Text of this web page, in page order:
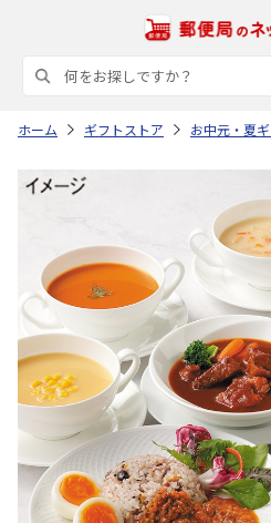
ホーム ギフトストア お中元・夏